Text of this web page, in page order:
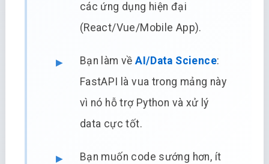
các ứng dụng hiện đại
(React/Vue/Mobile App).
Bạn làm về AI/Data Science:
FastAPI là vua trong mảng này
vì nó hỗ trợ Python và xử lý
data cực tốt.
Bạn muốn code sướng hơn, ít